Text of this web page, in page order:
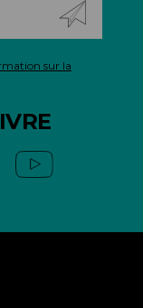
sur la